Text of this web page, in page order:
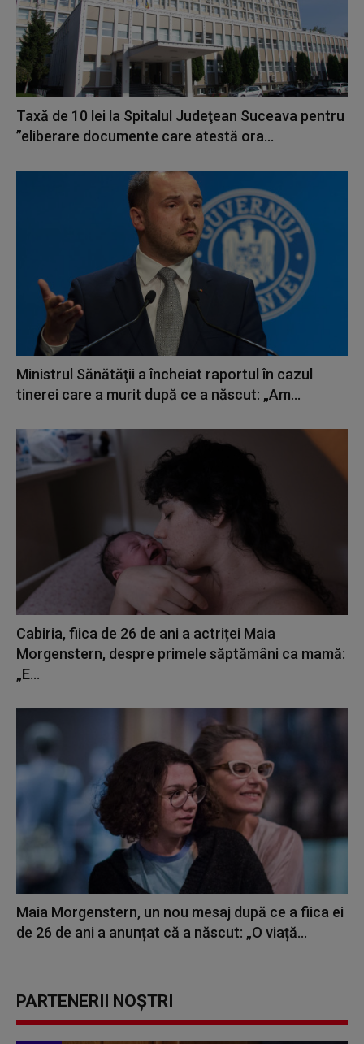
Taxă de 10 lei la Spitalul Judeţean Suceava pentru
”eliberare documente care atestă ora...
Ministrul Sănătăţii a încheiat raportul în cazul
tinerei care a murit după ce a născut: „Am...
Cabiria, fiica de 26 de ani a actriței Maia
Morgenstern, despre primele săptămâni ca mamă:
„E...
Maia Morgenstern, un nou mesaj după ce a fiica ei
de 26 de ani a anunțat că a născut: „O viață...
PARTENERII NOȘTRI